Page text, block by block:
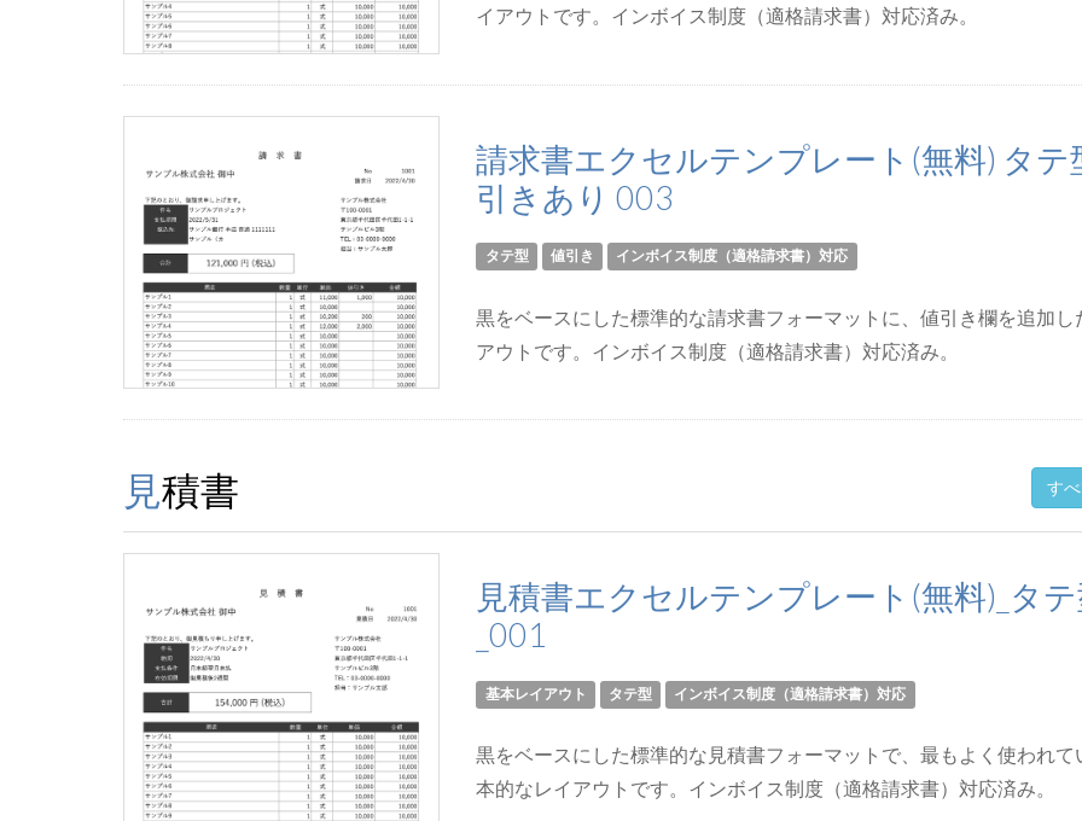
イアウトです。インボイス制度（適格請求書）対応済み。
請求書エクセルテンプレート(無料) タテ
引きあり 003
タテ型 値引き インボイス制度（適格請求書）対応
黒をベースにした標準的な請求書フォーマットに、値引き欄を追加し
アウトです。インボイス制度（適格請求書）対応済み。
見積書 す
見積書エクセルテンプレート(無料)_タテ
_001
基本レイアウト タテ型 インボイス制度（適格請求書）対応
黒をベースにした標準的な見積書フォーマットで、最もよく使われて
本的なレイアウトです。インボイス制度（適格請求書）対応済み。